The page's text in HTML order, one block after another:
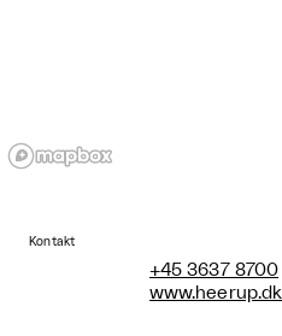
Kontakt
+45 3637 8700
www.heerup.dk